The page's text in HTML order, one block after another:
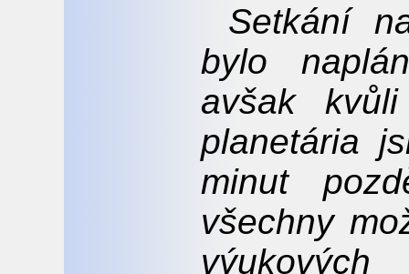
Setkání
bylo
avšak
planetária
minut
všechny